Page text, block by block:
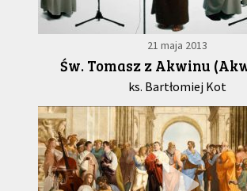
21 maja 2013
Św. Tomasz z Akwinu
ks. Bartłomiej Kot